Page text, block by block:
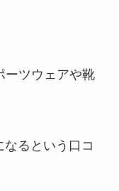
ーツウェアや靴
るという口コ